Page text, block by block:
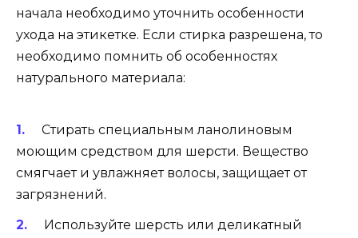
начала необходимо уточнить особенности
ухода на этикетке. Если стирка разрешена, то
необходимо помнить об особенностях
натурального материала:
Стирать специальным ланолиновым
моющим средством для шерсти. Вещество
смягчает и увлажняет волосы, защищает от
загрязнений.
Используйте шерсть или деликатный